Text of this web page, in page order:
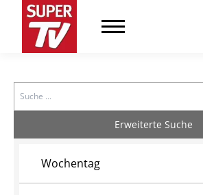
Search
Erweiterte Suche
Wochentag